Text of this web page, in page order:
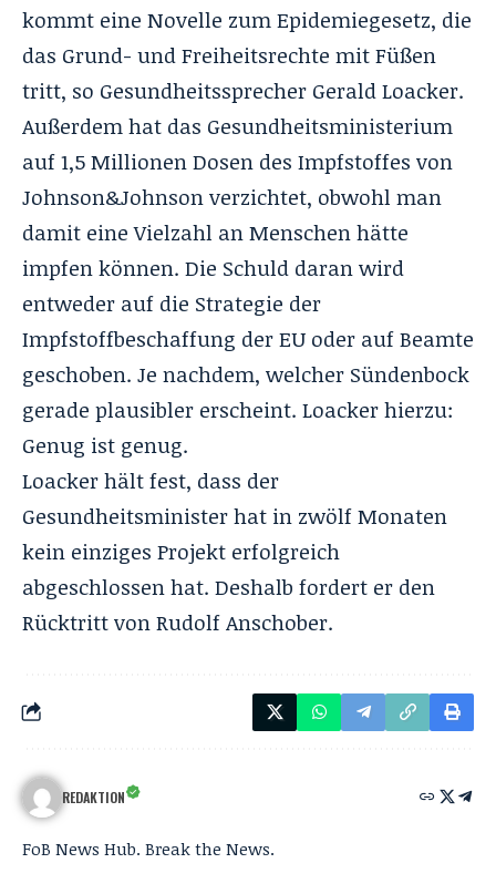
kommt eine Novelle zum Epidemiegesetz, die
das Grund- und Freiheitsrechte mit Füßen
tritt, so Gesundheitssprecher GeraldLoacker.
Außerdem hat das Gesundheitsministerium
auf 1,5 Millionen Dosen des Impfstoffes von
Johnson&Johnson verzichtet, obwohl man
damit eine Vielzahl an Menschen hätte
impfen können. Die Schuld daran wird
entweder auf die Strategie der
Impfstoffbeschaffung der EU oder auf Beamte
geschoben. Je nachdem, welcher Sündenbock
gerade plausibler erscheint. Loacker hierzu:
Genug ist genug.
Loacker hält fest, dass der
Gesundheitsminister hat in zwölf Monaten
kein einziges Projekt erfolgreich
abgeschlossen hat. Deshalb fordert er den
Rücktritt von Rudolf Anschober.
REDAKTION
FoB News Hub. Break the News.